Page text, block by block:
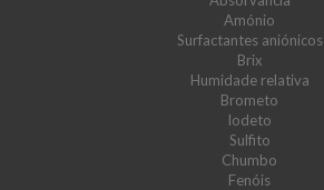
Amónio
Surfactantes aniónicos
Brix
Humidade relativa
Brometo
Iodeto
Sulfito
Chumbo
Fenóis